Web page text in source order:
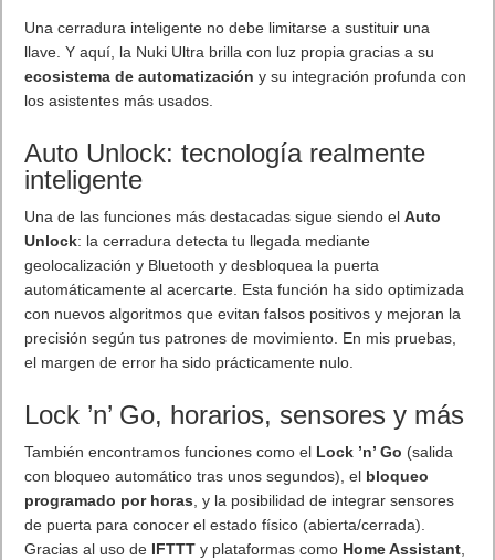
Una cerradura inteligente no debe limitarse a sustituir una
llave. Y aquí, la Nuki Ultra brilla con luz propia gracias a su
ecosistema de automatización y su integración profunda con
los asistentes más usados.
Auto Unlock: tecnología realmente
inteligente
Una de las funciones más destacadas sigue siendo elAuto
Unlock: la cerradura detecta tu llegada mediante
geolocalización y Bluetooth y desbloquea la puerta
automáticamente al acercarte. Esta función ha sido optimizada
con nuevos algoritmos que evitan falsos positivos y mejoran la
precisión según tus patrones de movimiento. En mis pruebas,
el margen de error ha sido prácticamente nulo.
Lock ’n’ Go, horarios, sensores y más
También encontramos funciones como el Lock ’n’ Go (salida
con bloqueo automático tras unos segundos), el bloqueo
programado por horas, y la posibilidad de integrar sensores
de puerta para conocer el estado físico (abierta/cerrada).
Gracias al uso de IFTTT y plataformas como Home Assistant,